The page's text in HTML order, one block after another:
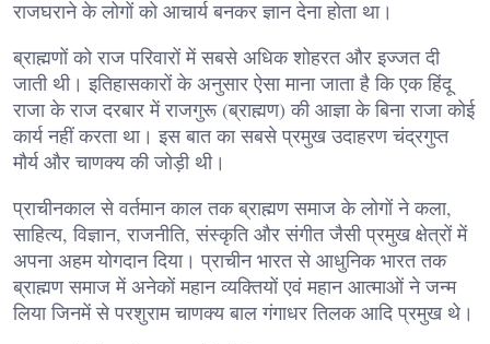
राजघराने के लोगों को आचार्य बनकर ज्ञान देना होता था।
ब्राह्मणों को राज परिवारों में सबसे अधिक शोहरत और इज्जत दी
जाती थी। इतिहासकारों के अनुसार ऐसा माना जाता है कि एक हिंदू
राजा के राज दरबार में राजगुरू (ब्राह्मण) की आज्ञा के बिना राजा कोई
कार्य नहीं करता था। इस बात का सबसे प्रमुख उदाहरण चंद्रगुप्त
मौर्य और चाणक्य की जोड़ी थी।
प्राचीनकाल से वर्तमान काल तक ब्राह्मण समाज के लोगों ने कला,
साहित्य, विज्ञान, राजनीति, संस्कृति और संगीत जैसी प्रमुख क्षेत्रों में
अपना अहम योगदान दिया। प्राचीन भारत से आधुनिक भारत तक
ब्राह्मण समाज में अनेकों महान व्यक्तियों एवं महान आत्माओं ने जन्म
लिया जिनमें से परशुराम चाणक्य बाल गंगाधर तिलक आदि प्रमुख थे।